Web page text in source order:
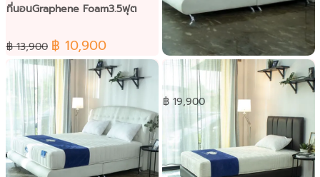
ที่นอนGraphene Foam3.5ฟุต
฿ 13,900 ฿ 10,900
ที่นอน Synda รุ่น Back Extra
฿ 19,900